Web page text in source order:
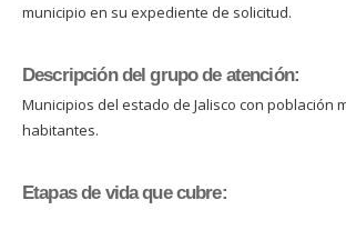
municipio en su expediente de solicitud.
Descripción del grupo de atención:
Municipios del estado de Jalisco con población
habitantes.
Etapas de vida que cubre: